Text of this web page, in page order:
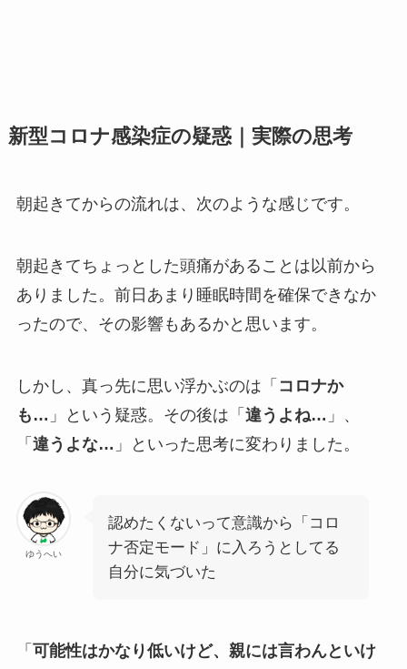
新型コロナ感染症の疑惑｜実際の思考
朝起きてからの流れは、次のような感じです。
朝起きてちょっとした頭痛があることは以前から
ありました。前日あまり睡眠時間を確保できなか
ったので、その影響もあるかと思います。
しかし、真っ先に思い浮かぶのは「 コロナか
も… 」という疑惑。その後は「 違うよね… 」、
「 違うよな… 」といった思考に変わりました。
ゆうへい
認めたくないって意識から「コロ
ナ否定モード」に入ろうとしてる
自分に気づいた
「 可能性はかなり低いけど、親には言わんといけ